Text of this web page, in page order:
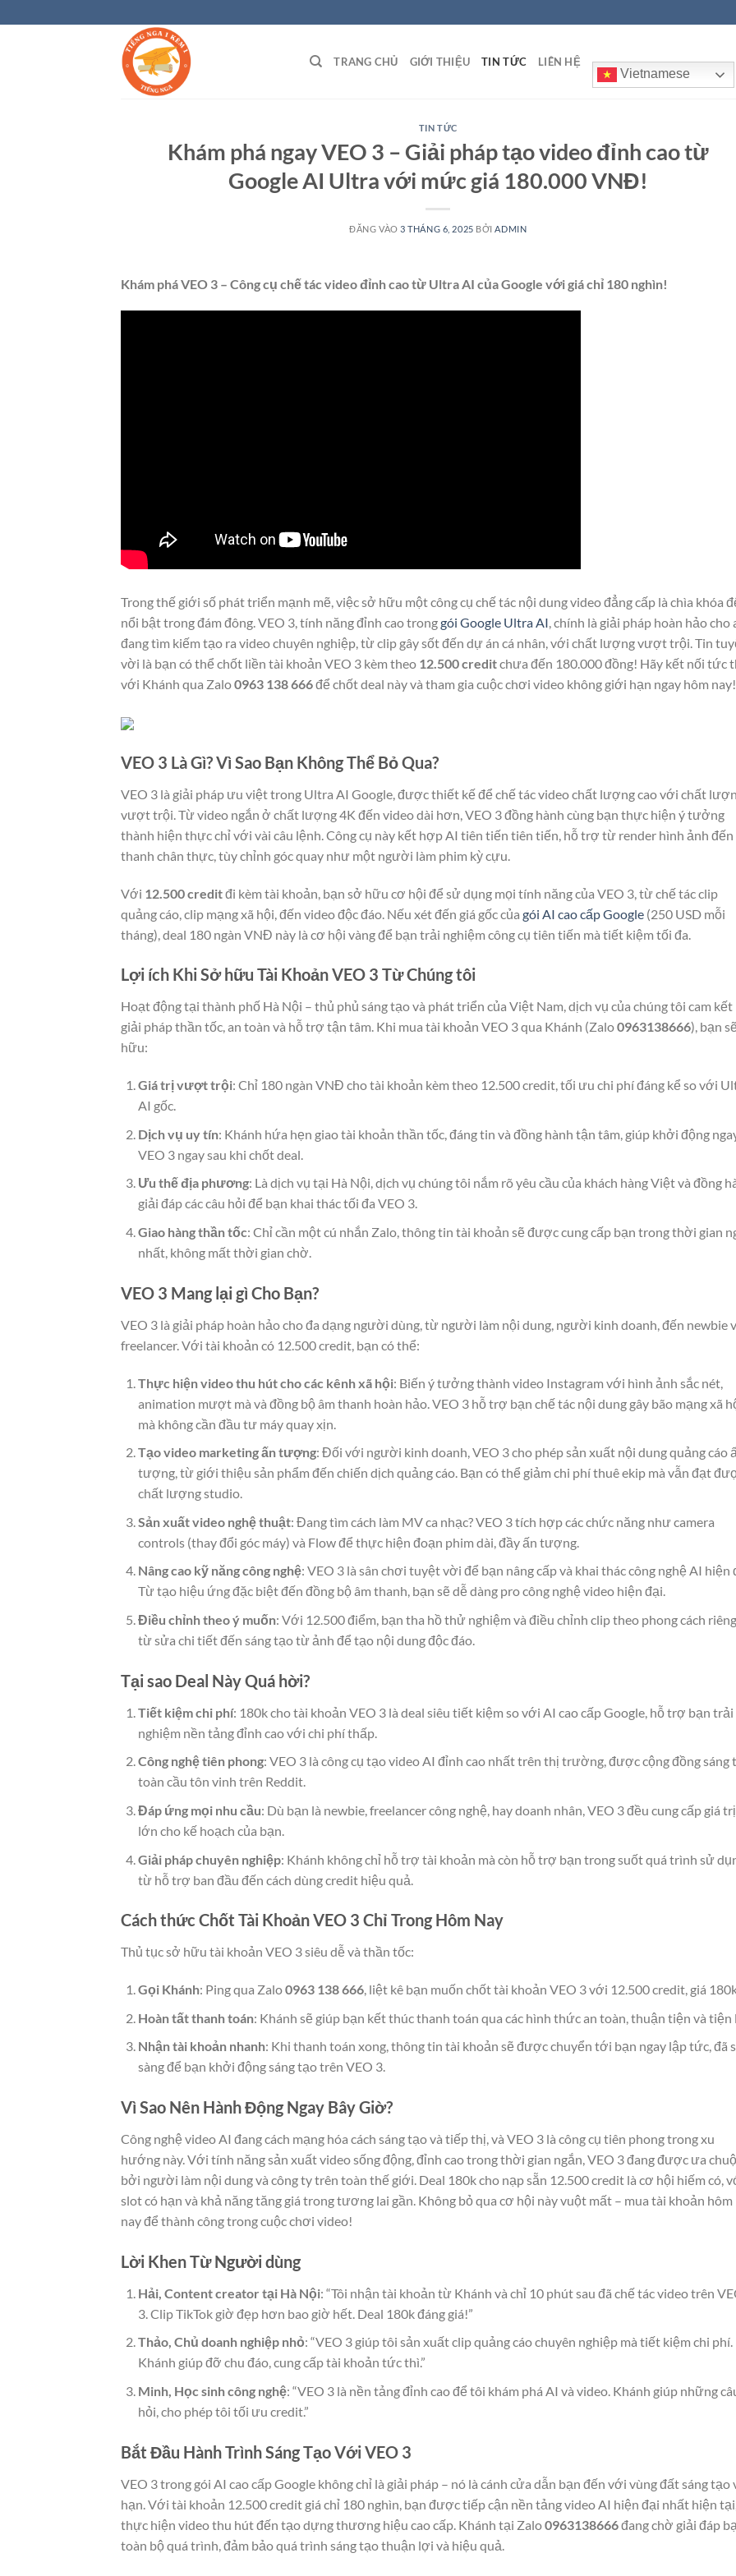
qua
TRANG CHỦ GIỚI THIỆU TIN TỨC LIÊN HỆ
Vietnamese
TIN TỨC
Khám phá ngay VEO 3 – Giải pháp tạo video đỉnh cao từ
Google AI Ultra với mức giá 180.000 VNĐ!
ĐĂNG VÀO 3 THÁNG 6, 2025 BỞI ADMIN
Khám phá VEO 3 – Công cụ chế tác video đỉnh cao từ Ultra AI của Google với giá chỉ 180 nghìn!
Trong thế giới số phát triển mạnh mẽ, việc sở hữu một công cụ chế tác nội dung video đẳng cấp là chìa khóa
nổi bật trong đám đông. VEO 3, tính năng đỉnh cao tronggói Google Ultra AI, chính là giải pháp hoàn hảo cho
đang tìm kiếm tạo ra video chuyên nghiệp, từ clip gây sốt đến dự án cá nhân, với chất lượng vượt trội. Tin
vời là bạn có thể chốt liền tài khoản VEO 3 kèm theo 12.500 creditchưa đến 180.000 đồng! Hãy kết nối tức
với Khánh qua Zalo0963 138 666để chốt deal này và tham gia cuộc chơi video không giới hạn ngay hôm nay!
VEO 3 Là Gì? Vì Sao Bạn Không Thể Bỏ Qua?
VEO 3 là giải pháp ưu việt trong Ultra AI Google, được thiết kế để chế tác video chất lượng cao với chất
vượt trội. Từ video ngắn ở chất lượng 4K đến video dài hơn, VEO 3 đồng hành cùng bạn thực hiện ý tưởng
thành hiện thực chỉ với vài câu lệnh. Công cụ này kết hợp AI tiên tiến tiên tiến, hỗ trợ từ render hình ảnh đến
thanh chân thực, tùy chỉnh góc quay như một người làm phim kỳ cựu.
Với 12.500 creditđi kèm tài khoản, bạn sở hữu cơ hội để sử dụng mọi tính năng của VEO 3, từ chế tác clip
quảng cáo, clip mạng xã hội, đến video độc đáo. Nếu xét đến giá gốc của gói AI cao cấp Google (250 USD mỗi
tháng), deal 180 ngàn VNĐ này là cơ hội vàng để bạn trải nghiệm công cụ tiên tiến mà tiết kiệm tối đa.
Lợi ích Khi Sở hữu Tài Khoản VEO 3 Từ Chúng tôi
Hoạt động tại thành phố Hà Nội – thủ phủ sáng tạo và phát triển của Việt Nam, dịch vụ của chúng tôi cam kết
giải pháp thần tốc, an toàn và hỗ trợ tận tâm. Khi mua tài khoản VEO 3 qua Khánh (Zalo0963138666), bạn
hữu:
Giá trị vượt trội: Chỉ 180 ngàn VNĐ cho tài khoản kèm theo 12.500 credit, tối ưu chi phí đáng kể so với
AI gốc.
Dịch vụ uy tín: Khánh hứa hẹn giao tài khoản thần tốc, đáng tin và đồng hành tận tâm, giúp khởi động
VEO 3 ngay sau khi chốt deal.
Ưu thế địa phương: Là dịch vụ tại Hà Nội, dịch vụ chúng tôi nắm rõ yêu cầu của khách hàng Việt và đồng
giải đáp các câu hỏi để bạn khai thác tối đa VEO 3.
Giao hàng thần tốc: Chỉ cần một cú nhắn Zalo, thông tin tài khoản sẽ được cung cấp bạn trong thời gian
nhất, không mất thời gian chờ.
VEO 3 Mang lại gì Cho Bạn?
VEO 3 là giải pháp hoàn hảo cho đa dạng người dùng, từ người làm nội dung, người kinh doanh, đến newbie
freelancer. Với tài khoản có 12.500 credit, bạn có thể:
Thực hiện video thu hút cho các kênh xã hội: Biến ý tưởng thành video Instagram với hình ảnh sắc nét,
animation mượt mà và đồng bộ âm thanh hoàn hảo. VEO 3 hỗ trợ bạn chế tác nội dung gây bão mạng xã
mà không cần đầu tư máy quay xịn.
Tạo video marketing ấn tượng: Đối với người kinh doanh, VEO 3 cho phép sản xuất nội dung quảng cáo
tượng, từ giới thiệu sản phẩm đến chiến dịch quảng cáo. Bạn có thể giảm chi phí thuê ekip mà vẫn đạt
chất lượng studio.
Sản xuất video nghệ thuật: Đang tìm cách làm MV ca nhạc? VEO 3 tích hợp các chức năng như camera
controls (thay đổi góc máy) và Flow để thực hiện đoạn phim dài, đầy ấn tượng.
Nâng cao kỹ năng công nghệ: VEO 3 là sân chơi tuyệt vời để bạn nâng cấp và khai thác công nghệ AI hiện
Từ tạo hiệu ứng đặc biệt đến đồng bộ âm thanh, bạn sẽ dễ dàng pro công nghệ video hiện đại.
Điều chỉnh theo ý muốn: Với 12.500 điểm, bạn tha hồ thử nghiệm và điều chỉnh clip theo phong cách
từ sửa chi tiết đến sáng tạo từ ảnh để tạo nội dung độc đáo.
Tại sao Deal Này Quá hời?
Tiết kiệm chi phí: 180k cho tài khoản VEO 3 là deal siêu tiết kiệm so với AI cao cấp Google, hỗ trợ bạn trải
nghiệm nền tảng đỉnh cao với chi phí thấp.
Công nghệ tiên phong: VEO 3 là công cụ tạo video AI đỉnh cao nhất trên thị trường, được cộng đồng sáng
toàn cầu tôn vinh trên Reddit.
Đáp ứng mọi nhu cầu: Dù bạn là newbie, freelancer công nghệ, hay doanh nhân, VEO 3 đều cung cấp giá trị
lớn cho kế hoạch của bạn.
Giải pháp chuyên nghiệp: Khánh không chỉ hỗ trợ tài khoản mà còn hỗ trợ bạn trong suốt quá trình sử
từ hỗ trợ ban đầu đến cách dùng credit hiệu quả.
Cách thức Chốt Tài Khoản VEO 3 Chỉ Trong Hôm Nay
Thủ tục sở hữu tài khoản VEO 3 siêu dễ và thần tốc:
Gọi Khánh: Ping qua Zalo0963 138 666, liệt kê bạn muốn chốt tài khoản VEO 3 với 12.500 credit, giá
Hoàn tất thanh toán: Khánh sẽ giúp bạn kết thúc thanh toán qua các hình thức an toàn, thuận tiện và tiện
Nhận tài khoản nhanh: Khi thanh toán xong, thông tin tài khoản sẽ được chuyển tới bạn ngay lập tức, đã
sàng để bạn khởi động sáng tạo trên VEO 3.
Vì Sao Nên Hành Động Ngay Bây Giờ?
Công nghệ video AI đang cách mạng hóa cách sáng tạo và tiếp thị, và VEO 3 là công cụ tiên phong trong xu
hướng này. Với tính năng sản xuất video sống động, đỉnh cao trong thời gian ngắn, VEO 3 đang được ưa
bởi người làm nội dung và công ty trên toàn thế giới. Deal 180k cho nạp sẵn 12.500 credit là cơ hội hiếm có,
slot có hạn và khả năng tăng giá trong tương lai gần. Không bỏ qua cơ hội này vuột mất – mua tài khoản hôm
nay để thành công trong cuộc chơi video!
Lời Khen Từ Người dùng
Hải, Content creator tại Hà Nội: “Tôi nhận tài khoản từ Khánh và chỉ 10 phút sau đã chế tác video trên
3. Clip TikTok giờ đẹp hơn bao giờ hết. Deal 180k đáng giá!”
Thảo, Chủ doanh nghiệp nhỏ: “VEO 3 giúp tôi sản xuất clip quảng cáo chuyên nghiệp mà tiết kiệm chi phí.
Khánh giúp đỡ chu đáo, cung cấp tài khoản tức thì.”
Minh, Học sinh công nghệ: “VEO 3 là nền tảng đỉnh cao để tôi khám phá AI và video. Khánh giúp những
hỏi, cho phép tôi tối ưu credit.”
Bắt Đầu Hành Trình Sáng Tạo Với VEO 3
VEO 3 trong gói AI cao cấp Google không chỉ là giải pháp – nó là cánh cửa dẫn bạn đến với vùng đất sáng tạo
hạn. Với tài khoản 12.500 credit giá chỉ 180 nghìn, bạn được tiếp cận nền tảng video AI hiện đại nhất hiện
thực hiện video thu hút đến tạo dựng thương hiệu cao cấp. Khánh tại Zalo0963138666đang chờ giải đáp
toàn bộ quá trình, đảm bảo quá trình sáng tạo thuận lợi và hiệu quả.